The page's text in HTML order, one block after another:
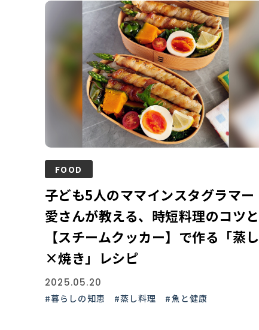
FOOD
子ども5人のママインスタグラマー
愛さんが教える、時短料理のコツと
【スチームクッカー】で作る「蒸し
×焼き」レシピ
2025.05.20
#暮らしの知恵 #蒸し料理 #魚と健康